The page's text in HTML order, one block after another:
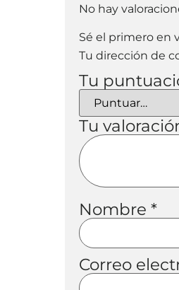
No hay
Sé el primero en
Tu dirección de
Tu
Tu
Nombre *
Correo